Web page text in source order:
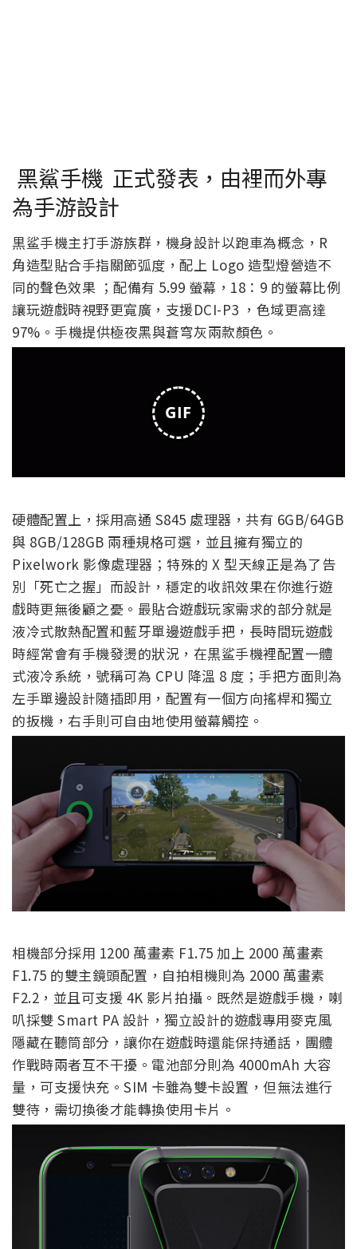
黑鯊手機 正式發表，由裡而外專
為手游設計
黒鲨手機主打手游族群，機身設計以跑車為概念，R
角造型貼合手指關節弧度，配上 Logo 造型燈營造不
同的聲色效果 ；配備有 5.99 螢幕，18：9 的螢幕比例
讓玩遊戲時視野更寬廣，支援DCI-P3 ，色域更高達
97%。手機提供極夜黑與蒼穹灰兩款顏色。
GIF
硬體配置上，採用高通 S845 處理器，共有 6GB/64GB
與 8GB/128GB 兩種規格可選，並且擁有獨立的
Pixelwork 影像處理器；特殊的 X 型天線正是為了告
別「死亡之握」而設計，穩定的收訊效果在你進行遊
戲時更無後顧之憂。最貼合遊戲玩家需求的部分就是
液冷式散熱配置和藍牙單邊遊戲手把，長時間玩遊戲
時經常會有手機發燙的狀況，在黒鲨手機裡配置一體
式液冷系統，號稱可為 CPU 降溫 8 度；手把方面則為
左手單邊設計隨插即用，配置有一個方向搖桿和獨立
的扳機，右手則可自由地使用螢幕觸控。
相機部分採用 1200 萬畫素 F1.75 加上 2000 萬畫素
F1.75 的雙主鏡頭配置，自拍相機則為 2000 萬畫素
F2.2，並且可支援 4K 影片拍攝。既然是遊戲手機，喇
叭採雙 Smart PA 設計，獨立設計的遊戲專用麥克風
隱藏在聽筒部分，讓你在遊戲時還能保持通話，團體
作戰時兩者互不干擾。電池部分則為 4000mAh 大容
量，可支援快充。SIM 卡雖為雙卡設置，但無法進行
雙待，需切換後才能轉換使用卡片。